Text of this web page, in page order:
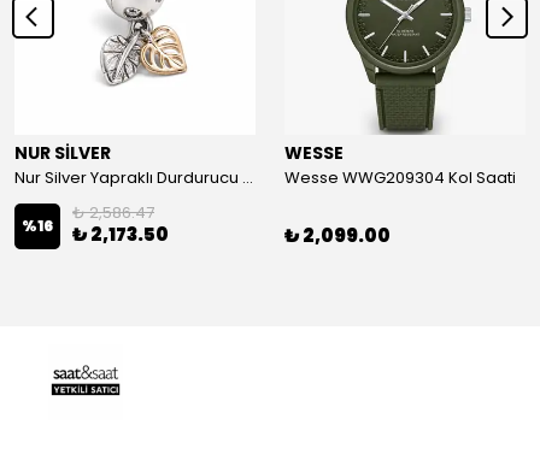
NUR SİLVER
Nur Silver Yapraklı Durdurucu Gümüş Charm - NUR-CM00501
%16
₺ 2,586.47
₺ 2,173.50
WESSE
Wesse WWG209304 Kol Saati
₺ 2,099.00